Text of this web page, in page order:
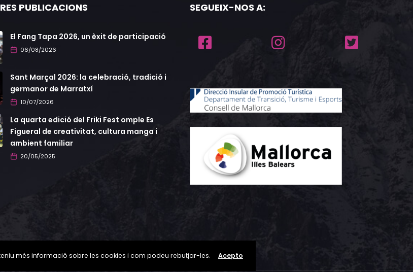
PUBLICACIONS
El Fang Tapa 2026, un èxit de participació
06/08/2026
Sant Marçal 2026: la celebració, tradició i
germanor de Marratxí
10/07/2026
La quarta edició del Friki Fest omple Es
Figueral de creativitat, cultura manga i
ambient familiar
20/05/2025
SEGUEIX-NOS A:
més informació sobre les cookies i com podeu rebutjar-les. Acepto